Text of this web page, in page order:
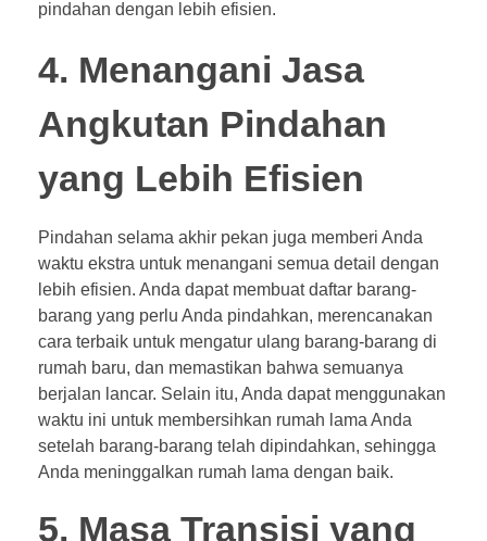
pindahan dengan lebih efisien.
4. Menangani Jasa
Angkutan Pindahan
yang Lebih Efisien
Pindahan selama akhir pekan juga memberi Anda
waktu ekstra untuk menangani semua detail dengan
lebih efisien. Anda dapat membuat daftar barang-
barang yang perlu Anda pindahkan, merencanakan
cara terbaik untuk mengatur ulang barang-barang di
rumah baru, dan memastikan bahwa semuanya
berjalan lancar. Selain itu, Anda dapat menggunakan
waktu ini untuk membersihkan rumah lama Anda
setelah barang-barang telah dipindahkan, sehingga
Anda meninggalkan rumah lama dengan baik.
5. Masa Transisi yang